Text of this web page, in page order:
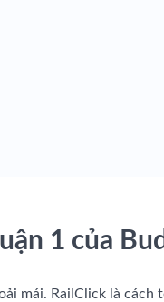
1 của
mái. RailClick là